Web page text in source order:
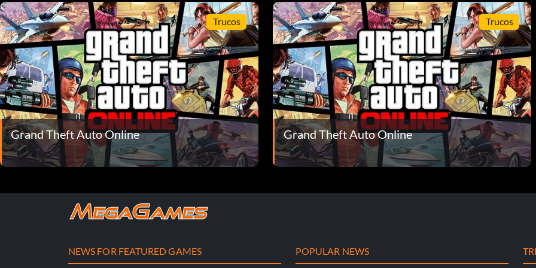
Trucos
Grand Theft Auto Online
Trucos
Grand Theft Auto Online
NEWS FOR FEATURED GAMES POPULAR NEWS